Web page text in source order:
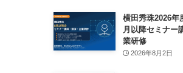
横田秀珠2026年
月以降セミナー
業研修
2026年8月2日